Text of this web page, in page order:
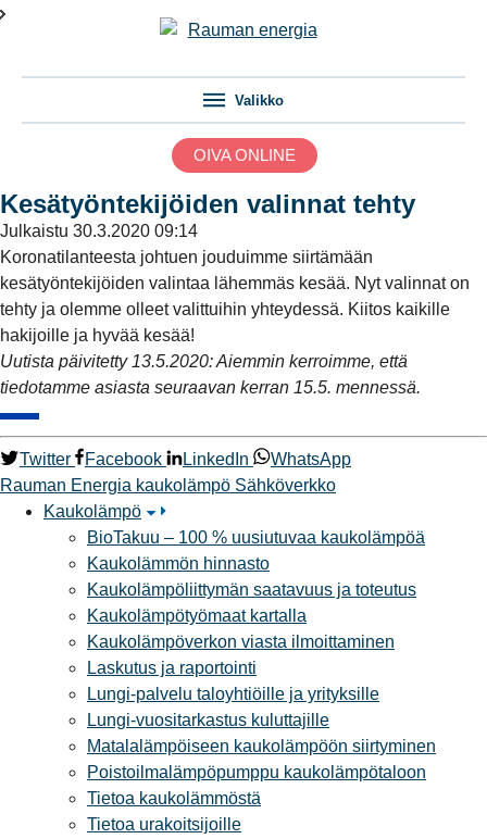
Valikko
OIVA ONLINE
Kesätyöntekijöiden valinnat tehty
Julkaistu 30.3.2020 09:14
Koronatilanteesta johtuen jouduimme siirtämään
kesätyöntekijöiden valintaa lähemmäs kesää. Nyt valinnat on
tehty ja olemme olleet valittuihin yhteydessä. Kiitos kaikille
hakijoille ja hyvää kesää!
Uutista päivitetty 13.5.2020: Aiemmin kerroimme, että
tiedotamme asiasta seuraavan kerran 15.5. mennessä.
Twitter Facebook LinkedIn
WhatsApp
Rauman Energia kaukolämpö Sähköverkko
Kaukolämpö
BioTakuu – 100 % uusiutuvaa kaukolämpöä
Kaukolämmön hinnasto
Kaukolämpöliittymän saatavuus ja toteutus
Kaukolämpötyömaat kartalla
Kaukolämpöverkon viasta ilmoittaminen
Laskutus ja raportointi
Lungi-palvelu taloyhtiöille ja yrityksille
Lungi-vuositarkastus kuluttajille
Matalalämpöiseen kaukolämpöön siirtyminen
Poistoilmalämpöpumppu kaukolämpötaloon
Tietoa kaukolämmöstä
Tietoa urakoitsijoille